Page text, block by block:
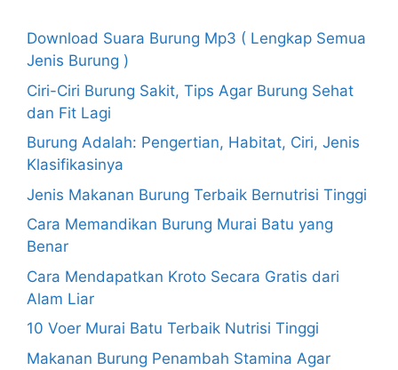
Download Suara Burung Mp3 ( Lengkap Semua
Jenis Burung )
Ciri-Ciri Burung Sakit, Tips Agar Burung Sehat
dan Fit Lagi
Burung Adalah: Pengertian, Habitat, Ciri, Jenis
Klasifikasinya
Jenis Makanan Burung Terbaik Bernutrisi Tinggi
Cara Memandikan Burung Murai Batu yang
Benar
Cara Mendapatkan Kroto Secara Gratis dari
Alam Liar
10 Voer Murai Batu Terbaik Nutrisi Tinggi
Makanan Burung Penambah Stamina Agar